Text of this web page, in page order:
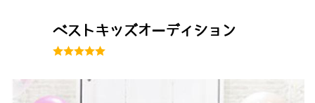
ベストキッズオーディション